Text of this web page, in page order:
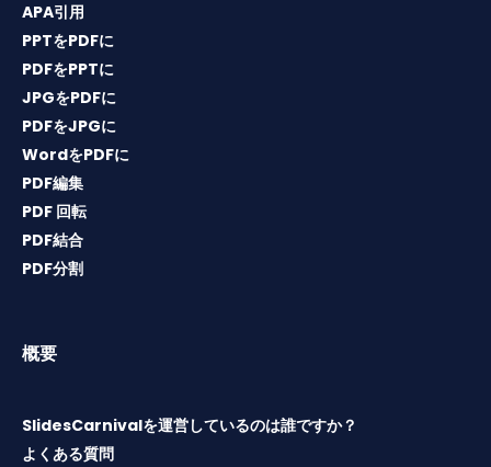
APA引用
PPTをPDFに
PDFをPPTに
JPGをPDFに
PDFをJPGに
WordをPDFに
PDF編集
PDF 回転
PDF結合
PDF分割
概要
SlidesCarnivalを運営しているのは誰ですか？
よくある質問